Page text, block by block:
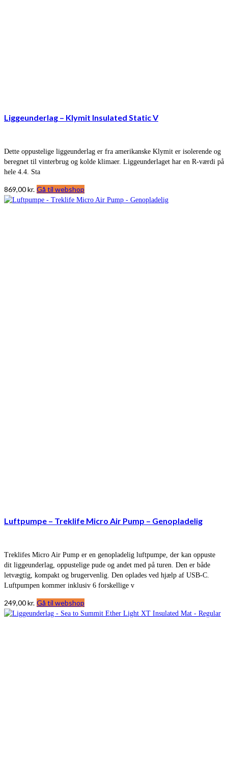
Liggeunderlag – Klymit Insulated Static V
Dette oppustelige liggeunderlag er fra amerikanske Klymit er isolerende og
beregnet til vinterbrug og kolde klimaer. Liggeunderlaget har en R-værdi på
hele 4.4. Sta
869,00kr. Gå til webshop
Luftpumpe – Treklife Micro Air Pump – Genopladelig
Treklifes Micro Air Pump er en genopladelig luftpumpe, der kan oppuste
dit liggeunderlag, oppustelige pude og andet med på turen. Den er både
letvægtig, kompakt og brugervenlig. Den oplades ved hjælp af USB-C.
Luftpumpen kommer inklusiv 6 forskellige v
249,00kr. Gå til webshop